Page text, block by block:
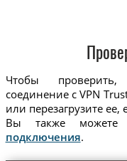
Чтобы
соединение с VPN
или перезагрузите
Вы также можете
подключения.